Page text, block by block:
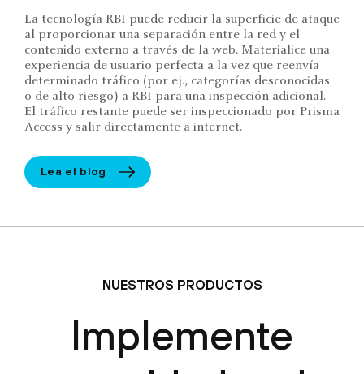
La tecnología RBI puede reducir la superficie de ataque
al proporcionar una separación entre la red y el
contenido externo a través de la web. Materialice una
experiencia de usuario perfecta a la vez que reenvía
determinado tráfico (por ej., categorías desconocidas
o de alto riesgo) a RBI para una inspección adicional.
El tráfico restante puede ser inspeccionado por Prisma
Access y salir directamente a internet.
Lea el blog
NUESTROS PRODUCTOS
Implemente